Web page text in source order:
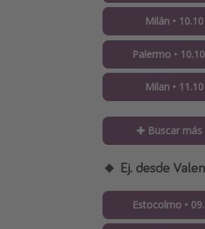
Milán ‣
Palermo ‣
Milan ‣
✚ Buscar
🔸 Ej. desde
Estocolmo ‣